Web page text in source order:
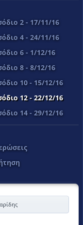
2 - 17/11/16
4 - 24/11/16
6 - 1/12/16
8 - 8/12/16
10 - 15/12/16
12 - 22/12/16
14 - 29/12/16